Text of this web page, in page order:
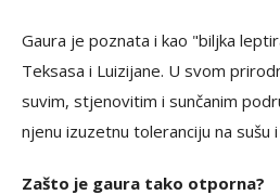
Gaura je poznata i kao "biljka
Teksasa i Luizijane. U svom
suvim, stjenovitim i sunčanim
njenu izuzetnu toleranciju na sušu
Zašto je gaura tako otporna?